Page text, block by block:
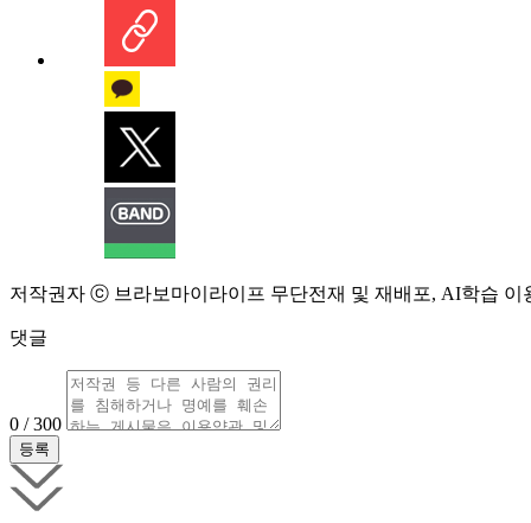
저작권자 ⓒ 브라보마이라이프 무단전재 및 재배포, AI학습 이
댓글
0 / 300